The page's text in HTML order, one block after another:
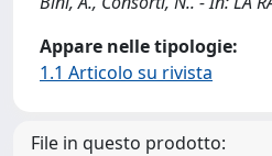
Appare nelle tipologie:
1.1 Articolo su rivista
File in questo prodotto: